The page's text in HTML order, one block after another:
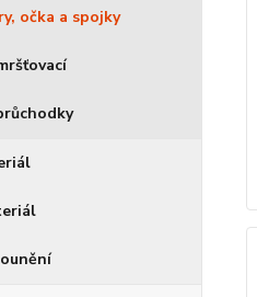
očka a spojky